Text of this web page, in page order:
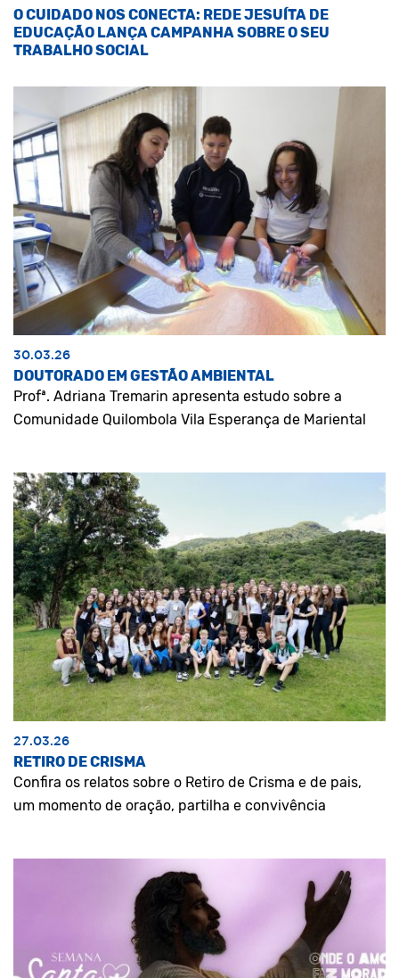
O CUIDADO NOS CONECTA: REDE JESUÍTA DE
EDUCAÇÃO LANÇA CAMPANHA SOBRE O SEU
TRABALHO SOCIAL
30.03.26
DOUTORADO EM GESTÃO AMBIENTAL
Profª. Adriana Tremarin apresenta estudo sobre a
Comunidade Quilombola Vila Esperança de Mariental
27.03.26
RETIRO DE CRISMA
Confira os relatos sobre o Retiro de Crisma e de pais,
um momento de oração, partilha e convivência